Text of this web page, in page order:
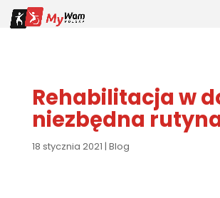
Rehabilitacja w
niezbędna
18 stycznia 2021 | Blog